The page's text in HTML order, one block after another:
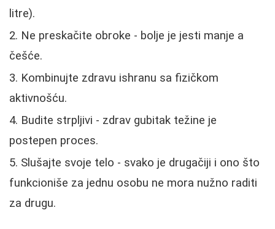
litre).
Ne preskačite obroke - bolje je jesti manje a
češće.
Kombinujte zdravu ishranu sa fizičkom
aktivnošću.
Budite strpljivi - zdrav gubitak težine je
postepen proces.
Slušajte svoje telo - svako je drugačiji i ono što
funkcioniše za jednu osobu ne mora nužno raditi
za drugu.